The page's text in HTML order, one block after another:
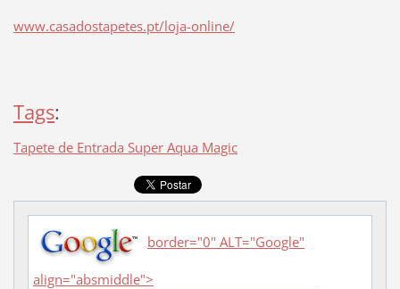
www.casadostapetes.pt/loja-online/
Tags:
Tapete de Entrada Super Aqua Magic
border="0" ALT="Google"
align="absmiddle">